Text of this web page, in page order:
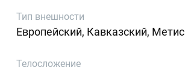
Тип внешности
Европейский, Кавказский, Метис
Телосложение